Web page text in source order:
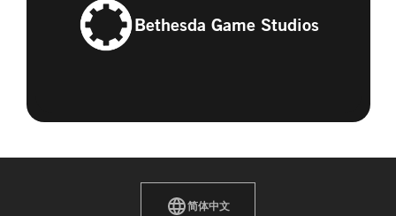
Bethesda Game Studios
简体中文